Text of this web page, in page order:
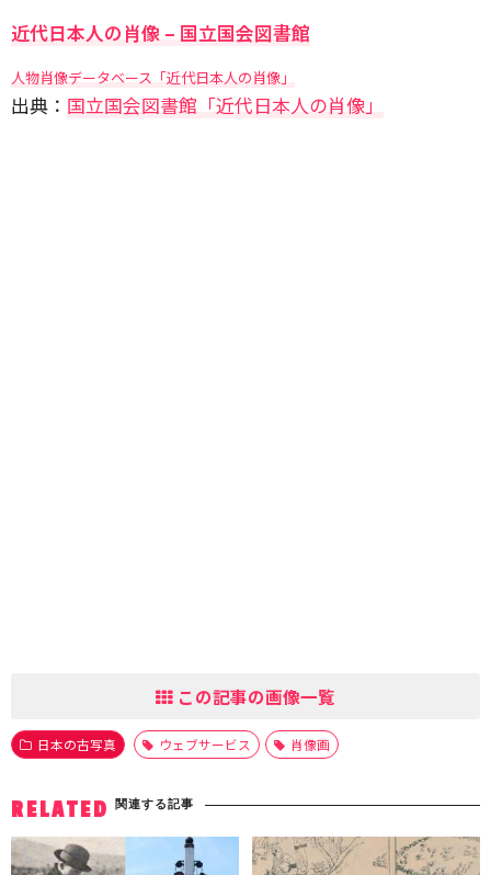
近代日本人の肖像 – 国立国会図書館
人物肖像データベース「近代日本人の肖像」
出典： 国立国会図書館「近代日本人の肖像」
この記事の画像一覧
日本の古写真 ウェブサービス 肖像画
RELATED 関連する記事